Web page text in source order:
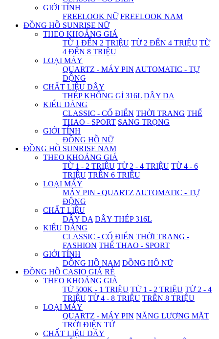
GIỚI TÍNH
FREELOOK NỮ FREELOOK NAM
ĐỒNG HỒ SUNRISE NỮ
THEO KHOẢNG GIÁ
TỪ 1 ĐẾN 2 TRIỆU TỪ 2 ĐẾN 4 TRIỆU TỪ
4 ĐẾN 8 TRIỆU
LOẠI MÁY
QUARTZ - MÁY PIN AUTOMATIC - TỰ
ĐỘNG
CHẤT LIỆU DÂY
THÉP KHÔNG GỈ 316L DÂY DA
KIỂU DÁNG
CLASSIC - CỔ ĐIỂN THỜI TRANG THỂ
THAO - SPORT SANG TRỌNG
GIỚI TÍNH
ĐỒNG HỒ NỮ
ĐỒNG HỒ SUNRISE NAM
THEO KHOẢNG GIÁ
TỪ 1 - 2 TRIỆU TỪ 2 - 4 TRIỆU TỪ 4 - 6
TRIỆU TRÊN 6 TRIỆU
LOẠI MÁY
MÁY PIN - QUARTZ AUTOMATIC - TỰ
ĐỘNG
CHẤT LIỆU
DÂY DA DÂY THÉP 316L
KIỂU DÁNG
CLASSIC - CỔ ĐIỂN THỜI TRANG -
FASHION THỂ THAO - SPORT
GIỚI TÍNH
ĐỒNG HỒ NAM ĐỒNG HỒ NỮ
ĐỒNG HỒ CASIO GIÁ RẺ
THEO KHOẢNG GIÁ
TỪ 500K - 1 TRIỆU TỪ 1 - 2 TRIỆU TỪ 2 - 4
TRIỆU TỪ 4 - 8 TRIỆU TRÊN 8 TRIỆU
LOẠI MÁY
QUARTZ - MÁY PIN NĂNG LƯỢNG MẶT
TRỜI ĐIỆN TỬ
CHẤT LIỆU DÂY